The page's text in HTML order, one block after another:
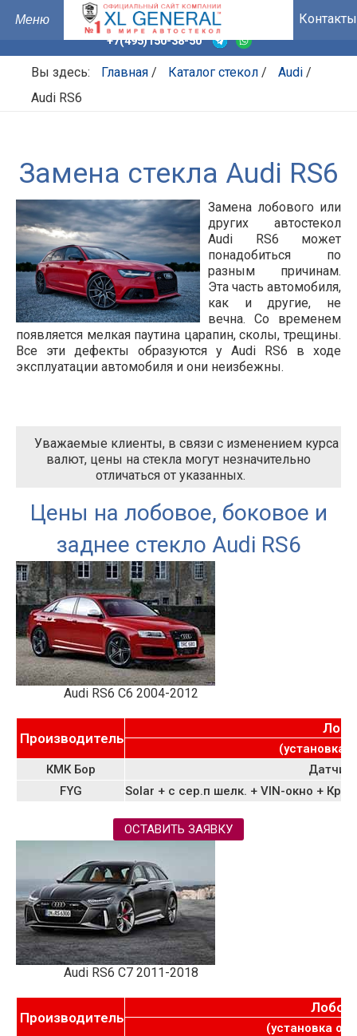
Контакты
+7(495)150-38-50
Вы здесь: Главная / Каталог стекол / Audi /
Audi RS6
Замена стекла Audi RS6
Замена лобового или
других автостекол
Audi RS6 может
понадобиться по
разным причинам.
Эта часть автомобиля,
как и другие, не
вечна. Со временем
появляется мелкая паутина царапин, сколы, трещины.
Все эти дефекты образуются у Audi RS6 в ходе
эксплуатации автомобиля и они неизбежны.
Уважаемые клиенты, в связи с изменением курса
валют, цены на стекла могут незначительно
отличаться от указанных.
Цены на лобовое, боковое и
заднее стекло Audi RS6
Audi RS6 C6 2004-2012
Производитель
(установка
КМК Бор
Датчик
FYG
Solar + с сер.п шелк. + VIN-окно +
ОСТАВИТЬ ЗАЯВКУ
Audi RS6 C7 2011-2018
Производитель
(установка от